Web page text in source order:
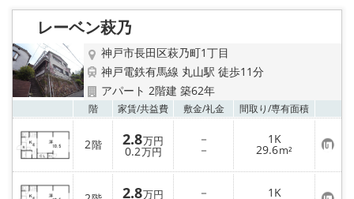
り
レーベン萩乃
神戸市長田区萩乃町1丁目
神戸電鉄有馬線 丸山駅 徒歩11分
アパート 2階建 築62年
階 家賃/共益費 敷金/礼金 間取り/専有面積
2階 2.8万円
0.2万円
－
－
1K
29.6m² お
気
に
入
り
2.8万円 － 1K